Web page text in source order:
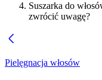
Suszarka do
zwrócić uwagę?
Pielęgnacja włosów